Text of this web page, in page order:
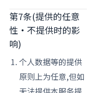
第7条(提供的任意
性·不提供时的影
响)
个人数据等的提供
原则上为任意,但如